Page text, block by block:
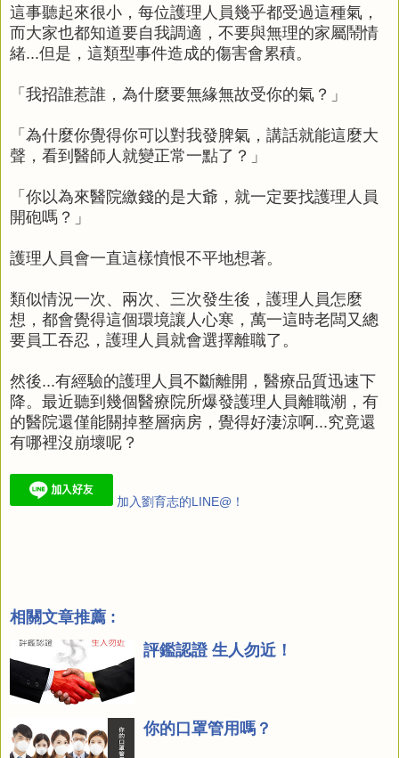
這事聽起來很小，每位護理人員幾乎都受過這種氣，
而大家也都知道要自我調適，不要與無理的家屬鬧情
緒...但是，這類型事件造成的傷害會累積。
「我招誰惹誰，為什麼要無緣無故受你的氣？」
「為什麼你覺得你可以對我發脾氣，講話就能這麼大
聲，看到醫師人就變正常一點了？」
「你以為來醫院繳錢的是大爺，就一定要找護理人員
開砲嗎？」
護理人員會一直這樣憤恨不平地想著。
類似情況一次、兩次、三次發生後，護理人員怎麼
想，都會覺得這個環境讓人心寒，萬一這時老闆又總
要員工吞忍，護理人員就會選擇離職了。
然後...有經驗的護理人員不斷離開，醫療品質迅速下
降。最近聽到幾個醫療院所爆發護理人員離職潮，有
的醫院還僅能關掉整層病房，覺得好淒涼啊...究竟還
有哪裡沒崩壞呢？
加入劉育志的LINE@！
相關文章推薦 :
評鑑認證 生人勿近！
你的口罩管用嗎？